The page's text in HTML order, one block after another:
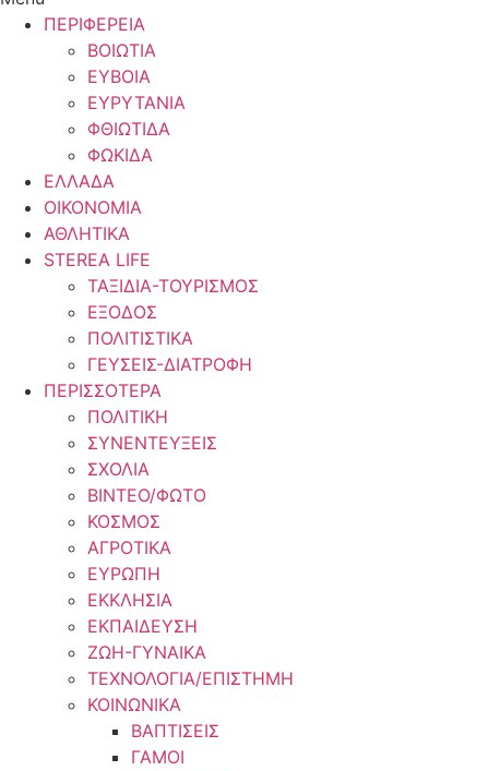
ΠΕΡΙΦΕΡΕΙΑ
ΒΟΙΩΤΙΑ
ΕΥΒΟΙΑ
ΕΥΡΥΤΑΝΙΑ
ΦΘΙΩΤΙΔΑ
ΦΩΚΙΔΑ
ΕΛΛΑΔΑ
ΟΙΚΟΝΟΜΙΑ
ΑΘΛΗΤΙΚΑ
STEREA LIFE
ΤΑΞΙΔΙΑ-ΤΟΥΡΙΣΜΟΣ
ΕΞΟΔΟΣ
ΠΟΛΙΤΙΣΤΙΚΑ
ΓΕΥΣΕΙΣ-ΔΙΑΤΡΟΦΗ
ΠΕΡΙΣΣΟΤΕΡΑ
ΠΟΛΙΤΙΚΗ
ΣΥΝΕΝΤΕΥΞΕΙΣ
ΣΧΟΛΙΑ
ΒΙΝΤΕΟ/ΦΩΤΟ
ΚΟΣΜΟΣ
ΑΓΡΟΤΙΚΑ
ΕΥΡΩΠΗ
ΕΚΚΛΗΣΙΑ
ΕΚΠΑΙΔΕΥΣΗ
ΖΩΗ-ΓΥΝΑΙΚΑ
ΤΕΧΝΟΛΟΓΙΑ/ΕΠΙΣΤΗΜΗ
ΚΟΙΝΩΝΙΚΑ
ΒΑΠΤΙΣΕΙΣ
ΓΑΜΟΙ